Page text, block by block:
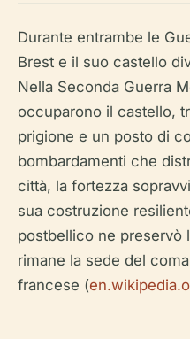
Durante entrambe le
Brest e il suo castello
Nella Seconda Guerra
occuparono il castello,
prigione e un posto di
bombardamenti che
città, la fortezza
sua costruzione
postbellico ne preservò
rimane la sede del
francese (